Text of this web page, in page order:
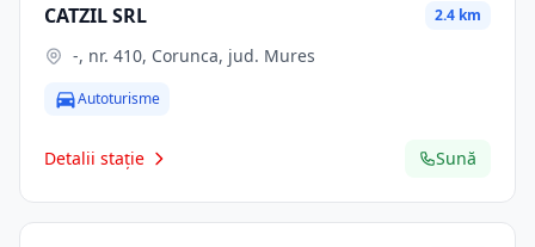
CATZIL SRL 2.4 km
-, nr. 410, Corunca, jud. Mures
Autoturisme
Detalii stație Sună